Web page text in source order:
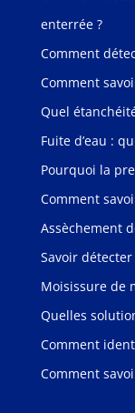
enterrée ?
Comment
Comment
Quel
Fuite d’eau :
Pourquoi la
Comment
Assèchement
Savoir
Moisissure de
Quelles
Comment
Comment